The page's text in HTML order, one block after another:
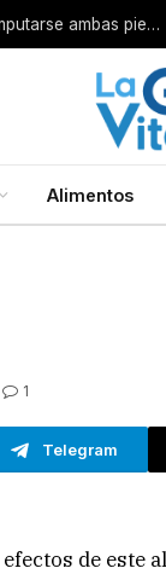
Alimentos
1
Telegram
de este